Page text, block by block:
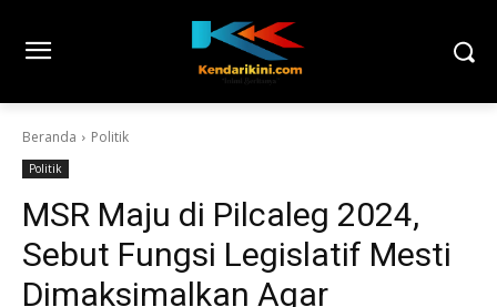
Beranda Politik
Politik
MSR Maju di Pilcaleg 2024,
Sebut Fungsi Legislatif Mesti
Dimaksimalkan Agar